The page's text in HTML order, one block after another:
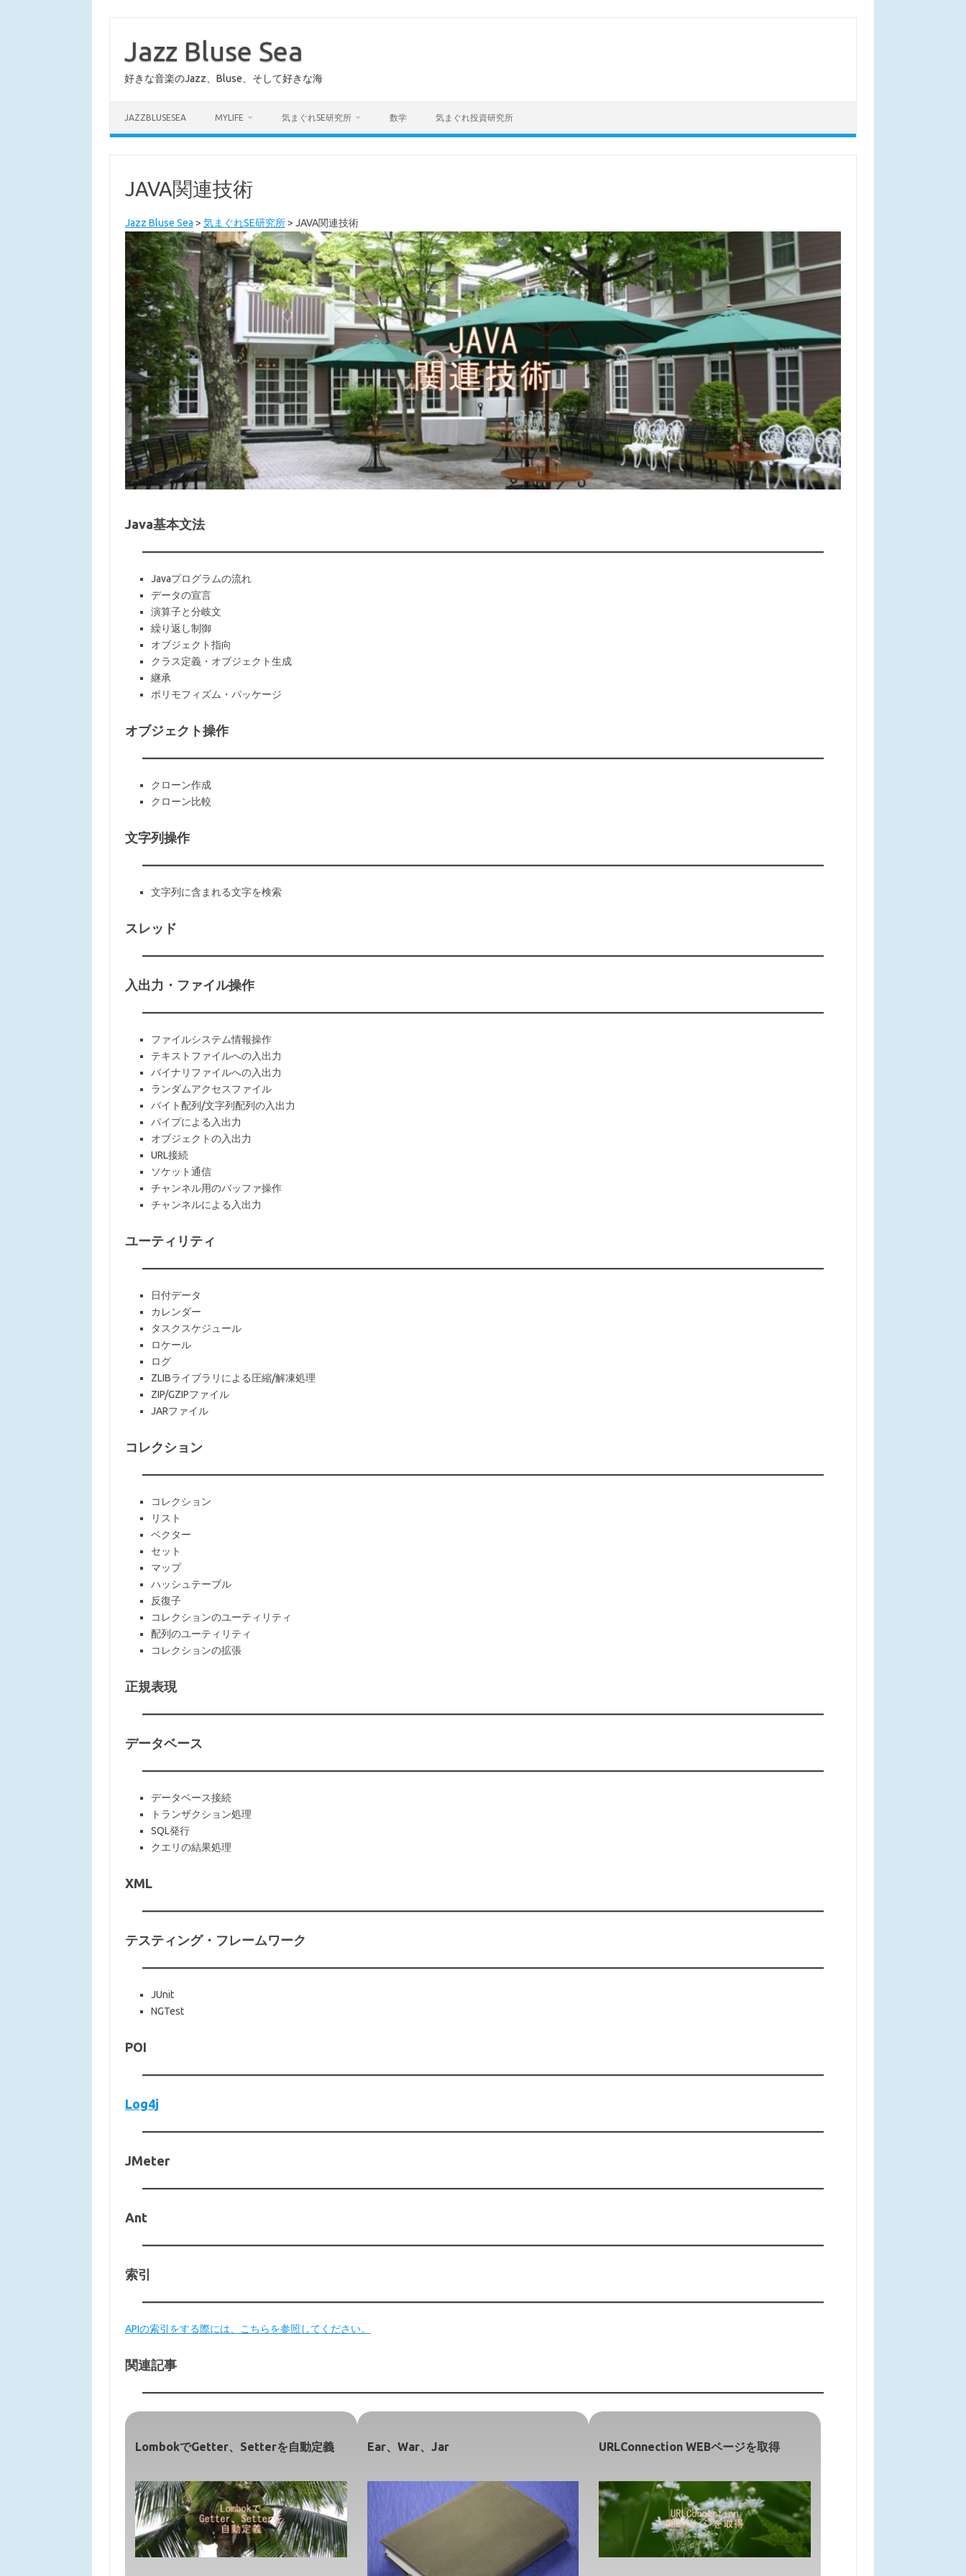
Jazz Bluse Sea
好きな音楽のJazz、Bluse、そして好きな海
JAZZBLUSESEA MYLIFE 気まぐれSE研究所 数学 気まぐれ投資研究所
JAVA関連技術
Jazz Bluse Sea > 気まぐれSE研究所> JAVA関連技術
Java基本文法
Javaプログラムの流れ
データの宣言
演算子と分岐文
繰り返し制御
オブジェクト指向
クラス定義・オブジェクト生成
継承
ポリモフィズム・パッケージ
オブジェクト操作
クローン作成
クローン比較
文字列操作
文字列に含まれる文字を検索
スレッド
入出力・ファイル操作
ファイルシステム情報操作
テキストファイルへの入出力
バイナリファイルへの入出力
ランダムアクセスファイル
バイト配列/文字列配列の入出力
パイプによる入出力
オブジェクトの入出力
URL接続
ソケット通信
チャンネル用のバッファ操作
チャンネルによる入出力
ユーティリティ
日付データ
カレンダー
タスクスケジュール
ロケール
ログ
ZLIBライブラリによる圧縮/解凍処理
ZIP/GZIPファイル
JARファイル
コレクション
コレクション
リスト
ベクター
セット
マップ
ハッシュテーブル
反復子
コレクションのユーティリティ
配列のユーティリティ
コレクションの拡張
正規表現
データベース
データベース接続
トランザクション処理
SQL発行
クエリの結果処理
XML
テスティング・フレームワーク
JUnit
NGTest
POI
Log4j
JMeter
Ant
索引
APIの索引をする際には、こちらを参照してください。
関連記事
LombokでGetter、Setterを自動定義 Ear、War、Jar URLConnection WEBページを取得